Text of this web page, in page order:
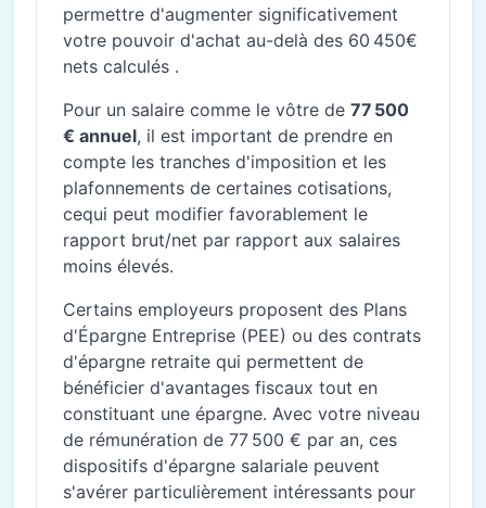
permettre d'augmenter significativement
votre pouvoir d'achat au-delà des 60 450€
nets calculés .
Pour un salaire comme le vôtre de 77 500
€ annuel, il est important de prendre en
compte les tranches d'imposition et les
plafonnements de certaines cotisations,
cequi peut modifier favorablement le
rapport brut/net par rapport aux salaires
moins élevés.
Certains employeurs proposent des Plans
d'Épargne Entreprise (PEE) ou des contrats
d'épargne retraite qui permettent de
bénéficier d'avantages fiscaux tout en
constituant une épargne. Avec votre niveau
de rémunération de 77 500 € par an, ces
dispositifs d'épargne salariale peuvent
s'avérer particulièrement intéressants pour